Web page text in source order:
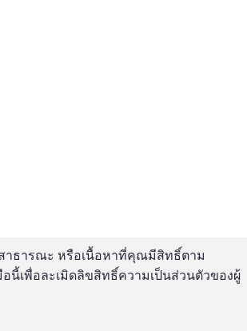
าธารณะ หรือเนื้อหาที่คุณมีสิทธิ์ตาม
นี้เพื่อละเมิดลิขสิทธิ์ความเป็นส่วนตัวของผู้